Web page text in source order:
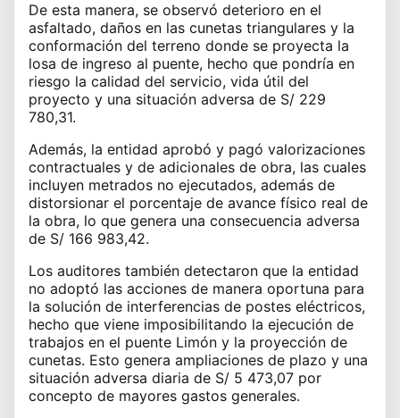
De esta manera, se observó deterioro en el
asfaltado, daños en las cunetas triangulares y la
conformación del terreno donde se proyecta la
losa de ingreso al puente, hecho que pondría en
riesgo la calidad del servicio, vida útil del
proyecto y una situación adversa de S/ 229
780,31.
Además, la entidad aprobó y pagó valorizaciones
contractuales y de adicionales de obra, las cuales
incluyen metrados no ejecutados, además de
distorsionar el porcentaje de avance físico real de
la obra, lo que genera una consecuencia adversa
de S/ 166 983,42.
Los auditores también detectaron que la entidad
no adoptó las acciones de manera oportuna para
la solución de interferencias de postes eléctricos,
hecho que viene imposibilitando la ejecución de
trabajos en el puente Limón y la proyección de
cunetas. Esto genera ampliaciones de plazo y una
situación adversa diaria de S/ 5 473,07 por
concepto de mayores gastos generales.